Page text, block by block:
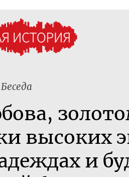
Беседа
высоких
и